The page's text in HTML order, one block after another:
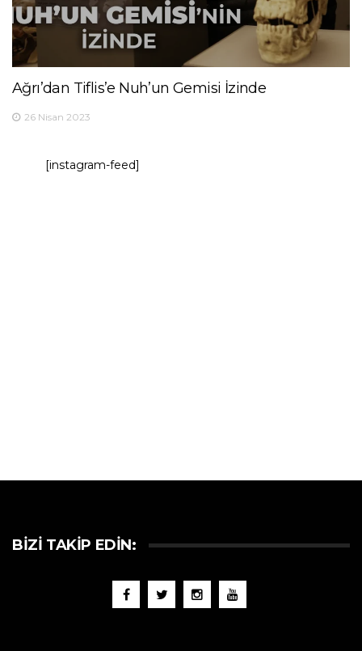
Ağrı’dan Tiflis’e Nuh’un Gemisi İzinde
26 Nisan 2023
[instagram-feed]
BIZI TAKIP EDIN: